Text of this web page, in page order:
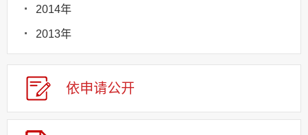
2014年
2013年
依申请公开